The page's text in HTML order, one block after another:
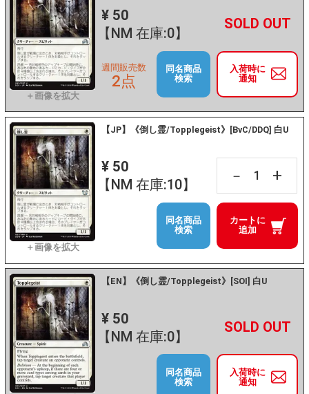
¥ 50
【NM 在庫:0】
－ +
入荷時に
通知
週間販売数
2点
同名商品
検索
【JP】《倒し霊/Topplegeist》[BvC/DDQ] 白U
¥ 50
【NM 在庫:10】
－ +
カートに
追加
同名商品
検索
【EN】《倒し霊/Topplegeist》[SOI] 白U
¥ 50
【NM 在庫:0】
－ +
入荷時に
通知
同名商品
検索